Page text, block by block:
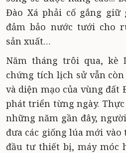
Đào Xá phải cố gắng giữ
đảm bảo nước tưới cho
sản xuất…
Năm tháng trôi qua, kè
chứng tích lịch sử vẫn
và diện mạo của vùng đất
phát triển từng ngày.
những năm gần đây,
đưa các giống lúa mới vào
đầu tư thiết bị, máy móc